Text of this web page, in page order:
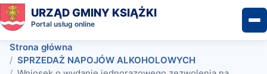
URZĄD GMINY KSIĄŻKI
Portal usług online
Strona główna
SPRZEDAŻ NAPOJÓW ALKOHOLOWYCH